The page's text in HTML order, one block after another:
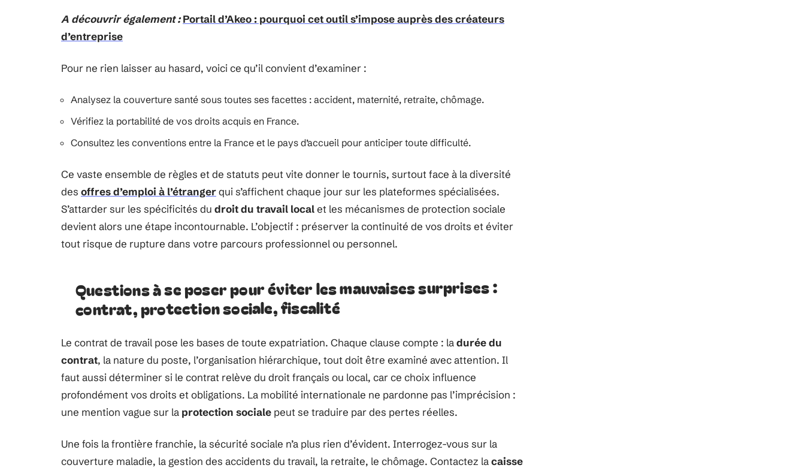
A découvrir également : Portail d’Akeo : pourquoi cet outil s’impose auprès des créateurs
d’entreprise
Pour ne rien laisser au hasard, voici ce qu’il convient d’examiner :
Analysez la couverture santé sous toutes ses facettes : accident, maternité, retraite, chômage.
Vérifiez la portabilité de vos droits acquis en France.
Consultez les conventions entre la France et le pays d’accueil pour anticiper toute difficulté.
Ce vaste ensemble de règles et de statuts peut vite donner le tournis, surtout face à la diversité
des offres d’emploi à l’étrangerqui s’affichent chaque jour sur les plateformes spécialisées.
S’attarder sur les spécificités du droit du travail localet les mécanismes de protection sociale
devient alors une étape incontournable. L’objectif : préserver la continuité de vos droits et éviter
tout risque de rupture dans votre parcours professionnel ou personnel.
Questions à se poser pour éviter les mauvaises surprises :
contrat, protection sociale, fiscalité
Le contrat de travail pose les bases de toute expatriation. Chaque clause compte : ladurée du
contrat, la nature du poste, l’organisation hiérarchique, tout doit être examiné avec attention. Il
faut aussi déterminer si le contrat relève du droit français ou local, car ce choix influence
profondément vos droits et obligations. La mobilité internationale ne pardonne pas l’imprécision :
une mention vague sur la protection sociale peut se traduire par des pertes réelles.
Une fois la frontière franchie, la sécurité sociale n’a plus rien d’évident. Interrogez-vous sur la
couverture maladie, la gestion des accidents du travail, la retraite, le chômage. Contactez lacaisse